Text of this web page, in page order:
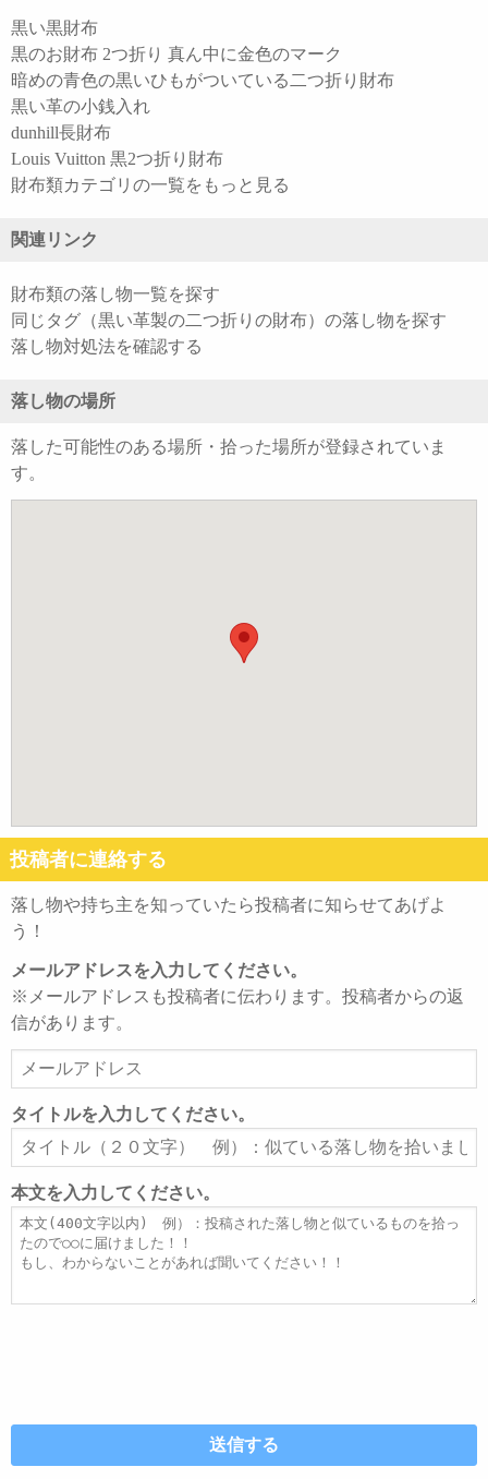
黒い黒財布
黒のお財布 2つ折り 真ん中に金色のマーク
暗めの青色の黒いひもがついている二つ折り財布
黒い革の小銭入れ
dunhill長財布
Louis Vuitton 黒2つ折り財布
財布類カテゴリの一覧をもっと見る
関連リンク
財布類の落し物一覧を探す
同じタグ（黒い革製の二つ折りの財布）の落し物を探す
落し物対処法を確認する
落し物の場所
落した可能性のある場所・拾った場所が登録されていま
す。
投稿者に連絡する
落し物や持ち主を知っていたら投稿者に知らせてあげよ
う！
メールアドレスを入力してください。
※メールアドレスも投稿者に伝わります。投稿者からの返
信があります。
ー
ル
ア
ド
レ
ス
タイトルを入力してください。
タ
イ
ト
ル
本文を入力してください。
本
文